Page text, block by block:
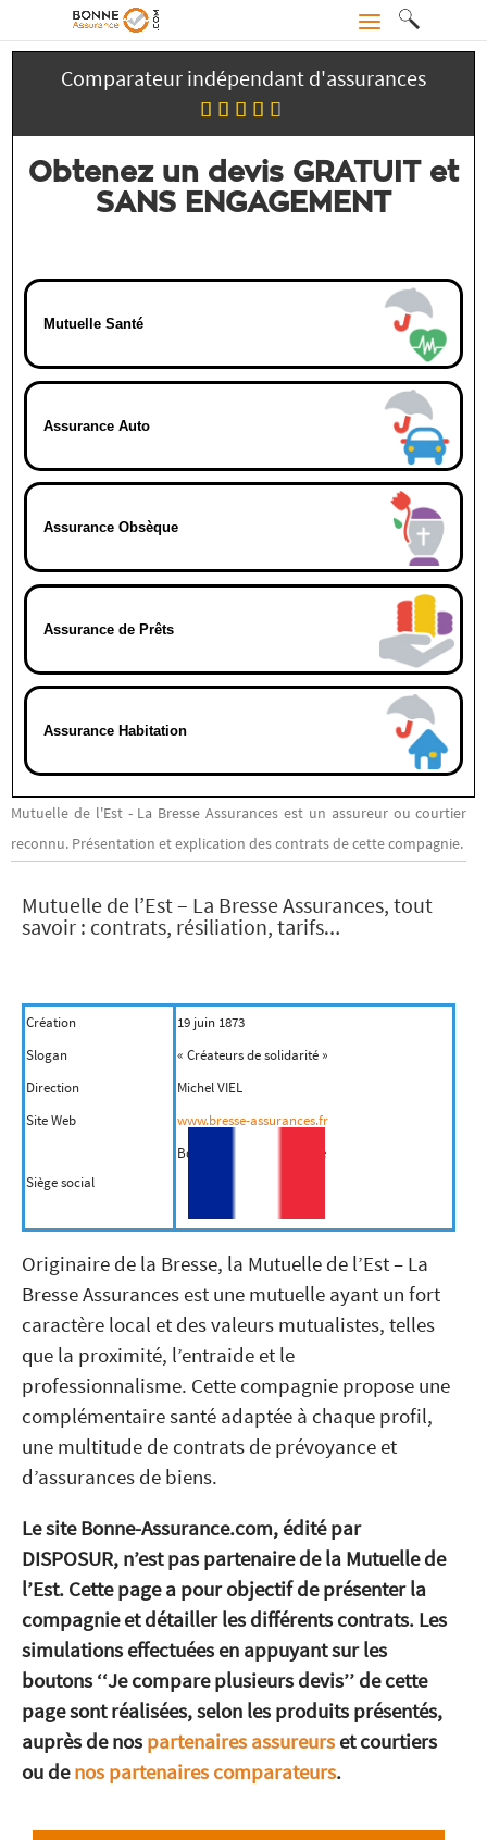
Comparateur indépendant d'assurances
Obtenez un devis GRATUIT et
SANS ENGAGEMENT
Mutuelle Santé
Assurance Auto
Assurance Obsèque
Assurance de Prêts
Assurance Habitation
Mutuelle de l'Est - La Bresse Assurances est un assureur ou courtier
reconnu. Présentation et explication des contrats de cette compagnie.
Mutuelle de l’Est – La Bresse Assurances, tout
savoir : contrats, résiliation, tarifs…
Création
19 juin 1873
Slogan
« Créateurs de solidarité »
Direction
Michel VIEL
Site Web
www.bresse-assurances.fr
Siège social
Bourg-en-Bresse - France
Originaire de la Bresse, la Mutuelle de l’Est – La
Bresse Assurances est une mutuelle ayant un fort
caractère local et des valeurs mutualistes, telles
que la proximité, l’entraide et le
professionnalisme. Cette compagnie propose une
complémentaire santé adaptée à chaque profil,
une multitude de contrats de prévoyance et
d’assurances de biens.
Le site Bonne-Assurance.com, édité par
DISPOSUR, n’est pas partenaire de la Mutuelle de
l’Est. Cette page a pour objectif de présenter la
compagnie et détailler les différents contrats. Les
simulations effectuées en appuyant sur les
boutons ‘‘Je compare plusieurs devis’’ de cette
page sont réalisées, selon les produits présentés,
auprès de nos partenaires assureurs et courtiers
ou de nos partenaires comparateurs.